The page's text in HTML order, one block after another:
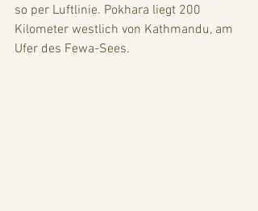
so per Luftlinie. Pokhara liegt 200
Kilometer westlich von Kathmandu, am
Ufer des Fewa-Sees.